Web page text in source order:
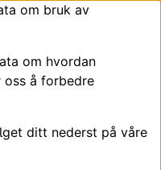
om bruk av
om hvordan
oss å forbedre
ditt nederst på våre